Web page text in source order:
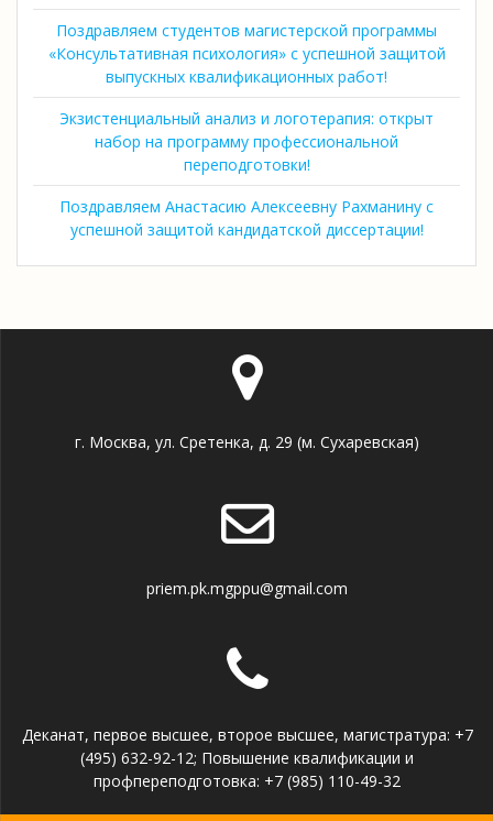
Поздравляем студентов магистерской программы
«Консультативная психология» с успешной защитой
выпускных квалификационных работ!
Экзистенциальный анализ и логотерапия: открыт
набор на программу профессиональной
переподготовки!
Поздравляем Анастасию Алексеевну Рахманину с
успешной защитой кандидатской диссертации!
г. Москва, ул. Сретенка, д. 29 (м. Сухаревская)
priem.pk.mgppu@gmail.com
Деканат, первое высшее, второе высшее, магистратура: +7
(495) 632-92-12; Повышение квалификации и
профпереподготовка: +7 (985) 110-49-32